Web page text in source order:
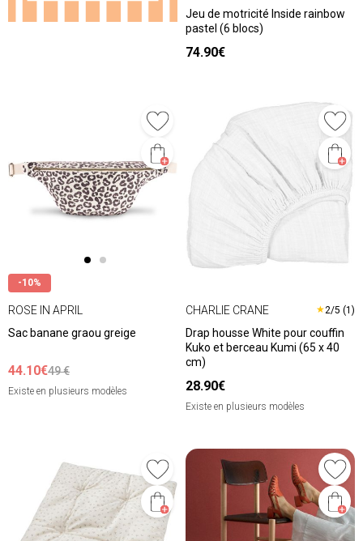
Jeu de motricité Inside rainbow
pastel (6 blocs)
74.90€
-10%
ROSE IN APRIL
Sac banane graou greige
44.10€49 €
Existe en plusieurs modèles
CHARLIE CRANE ★2/5 (1)
Drap housse White pour couffin
Kuko et berceau Kumi (65 x 40
cm)
28.90€
Existe en plusieurs modèles